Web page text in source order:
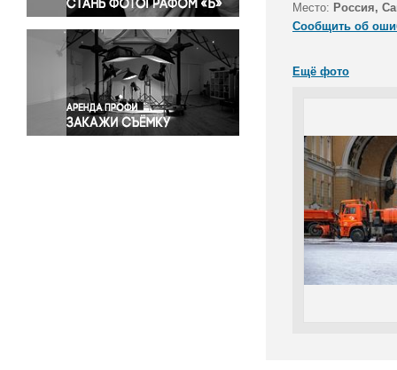
Религия
Светская жизнь
Спорт
Экология
Экономика и бизнес
Место: Россия,
Сообщить об
Ещё фото